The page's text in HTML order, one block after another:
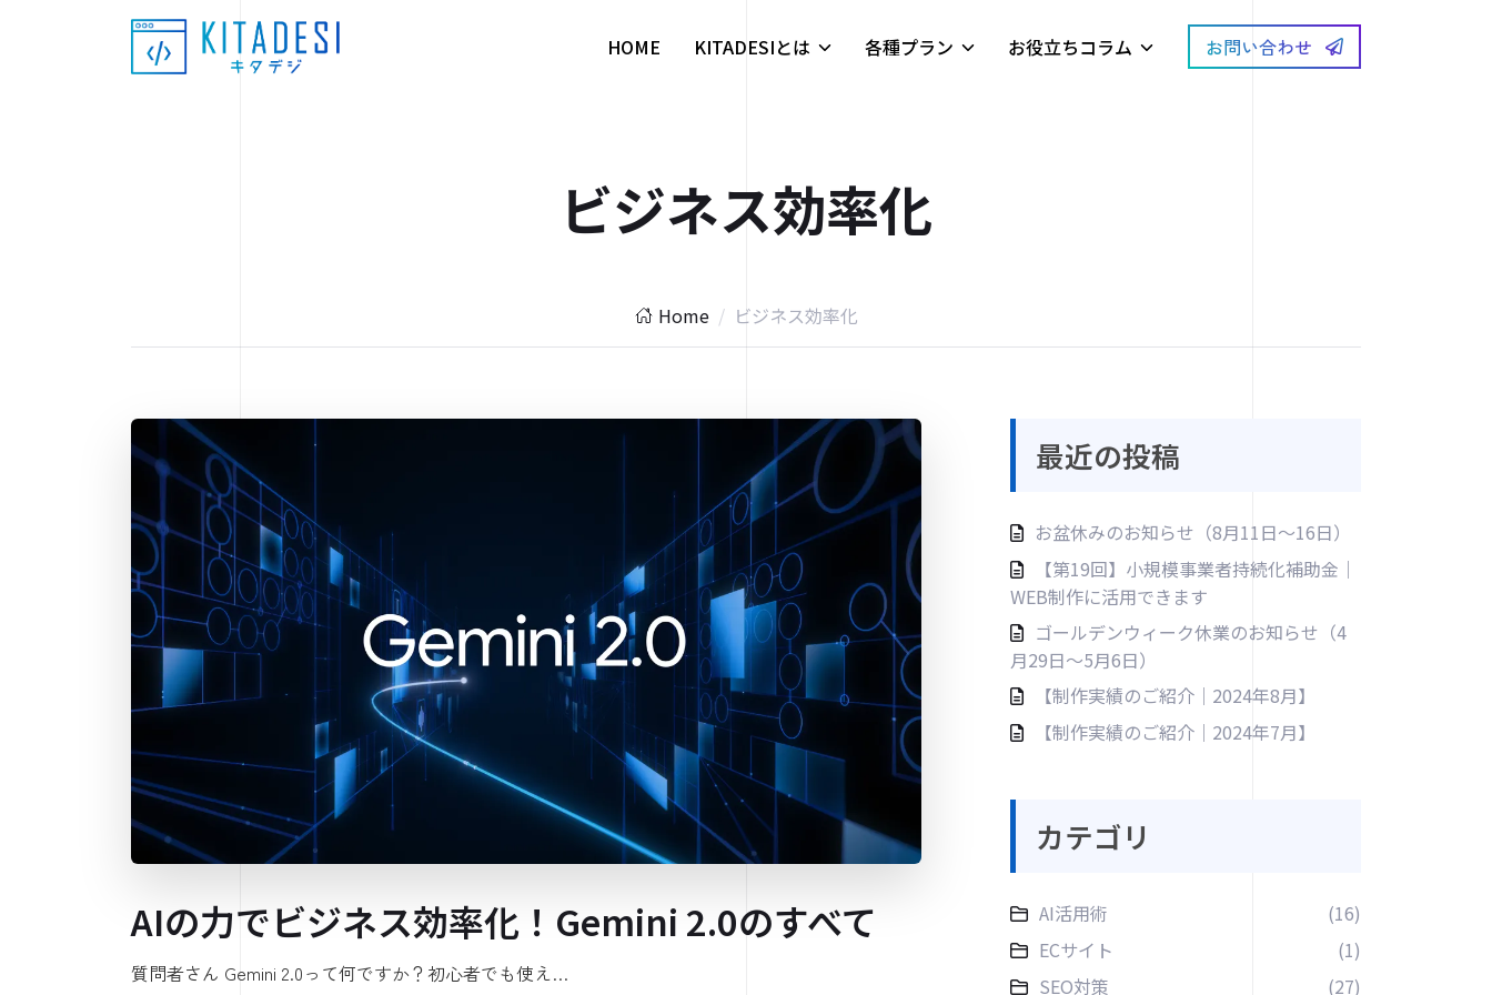
HOME KITADESIとは 各種プラン お役立ちコラム お問い合わせ
ビジネス効率化
Home ビジネス効率化
AIの力でビジネス効率化！Gemini 2.0のすべて
質問者さん Gemini 2.0って何ですか？初心者でも使え…
最近の投稿
お盆休みのお知らせ（8月11日〜16日）
【第19回】小規模事業者持続化補助金｜
WEB制作に活用できます
ゴールデンウィーク休業のお知らせ（4
月29日〜5月6日）
【制作実績のご紹介｜2024年8月】
【制作実績のご紹介｜2024年7月】
カテゴリ
AI活用術
(16)
ECサイト
(1)
SEO対策
(27)